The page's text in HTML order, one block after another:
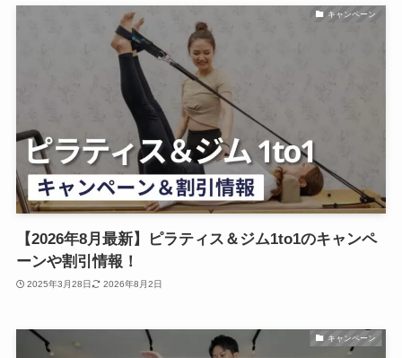
キャンペーン
【2026年8月最新】ピラティス＆ジム1to1のキャンペ
ーンや割引情報！
2025年3月28日 2026年8月2日
キャンペーン